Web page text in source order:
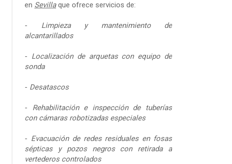
en Sevillaque ofrece servicios de:
- Limpieza y mantenimiento de
alcantarillados
- Localización de arquetas con equipo de
sonda
- Desatascos
- Rehabilitación e inspección de tuberías
con cámaras robotizadas especiales
- Evacuación de redes residuales en fosas
sépticas y pozos negros con retirada a
vertederos controlados